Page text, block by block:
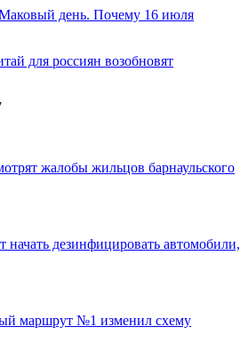
день. Почему 16 июля
для россиян возобновят
жалобы жильцов барнаульского
начать дезинфицировать автомобили,
маршрут №1 изменил схему